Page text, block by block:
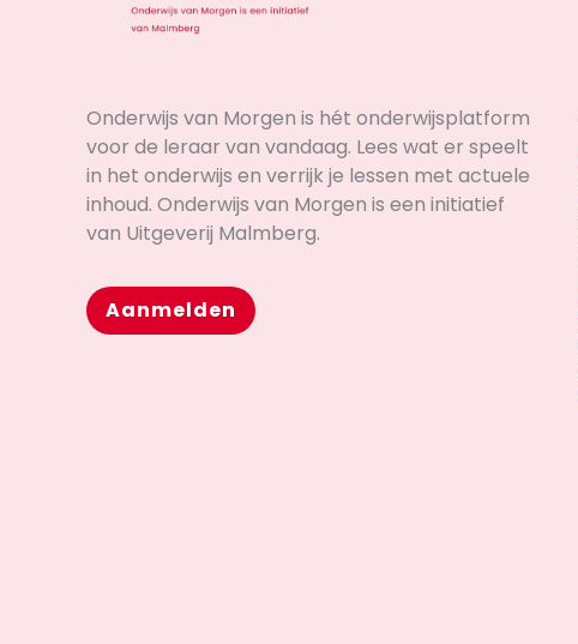
Onderwijs van Morgen is hét onderwijsplatform
voor de leraar van vandaag. Lees wat er speelt
in het onderwijs en verrijk je lessen met actuele
inhoud. Onderwijs van Morgen is een initiatief
van Uitgeverij Malmberg.
Aanmelden